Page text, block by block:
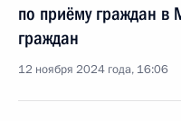
по приёму граждан в
граждан
12 ноября 2024 года, 16:06